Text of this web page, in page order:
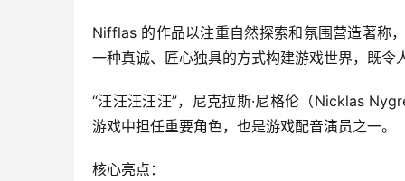
Nifflas 的作品以注重自然探索和氛围营造著称
一种真诚、匠心独具的方式构建游戏世界，既
“汪汪汪汪汪”，尼克拉斯·尼格伦（Nicklas
游戏中担任重要角色，也是游戏配音演员之一。
核心亮点：